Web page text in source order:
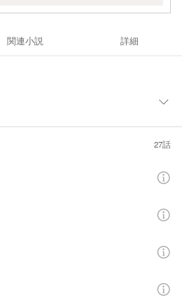
関連小説 詳細
27話